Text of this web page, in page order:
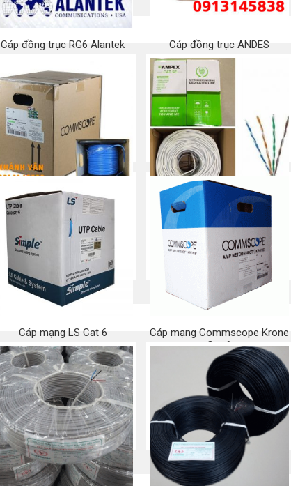
Cáp đồng trục RG6 Alantek Cáp đồng trục ANDES
Mua ngay
Commscope/AMP CAT 6
Mua ngay
Cáp mạng AMPLX Cat 5e
Cáp mạng LS Cat 6
Mua ngay
Cáp mạng Commscope Krone
Cat 6
Mua ngay